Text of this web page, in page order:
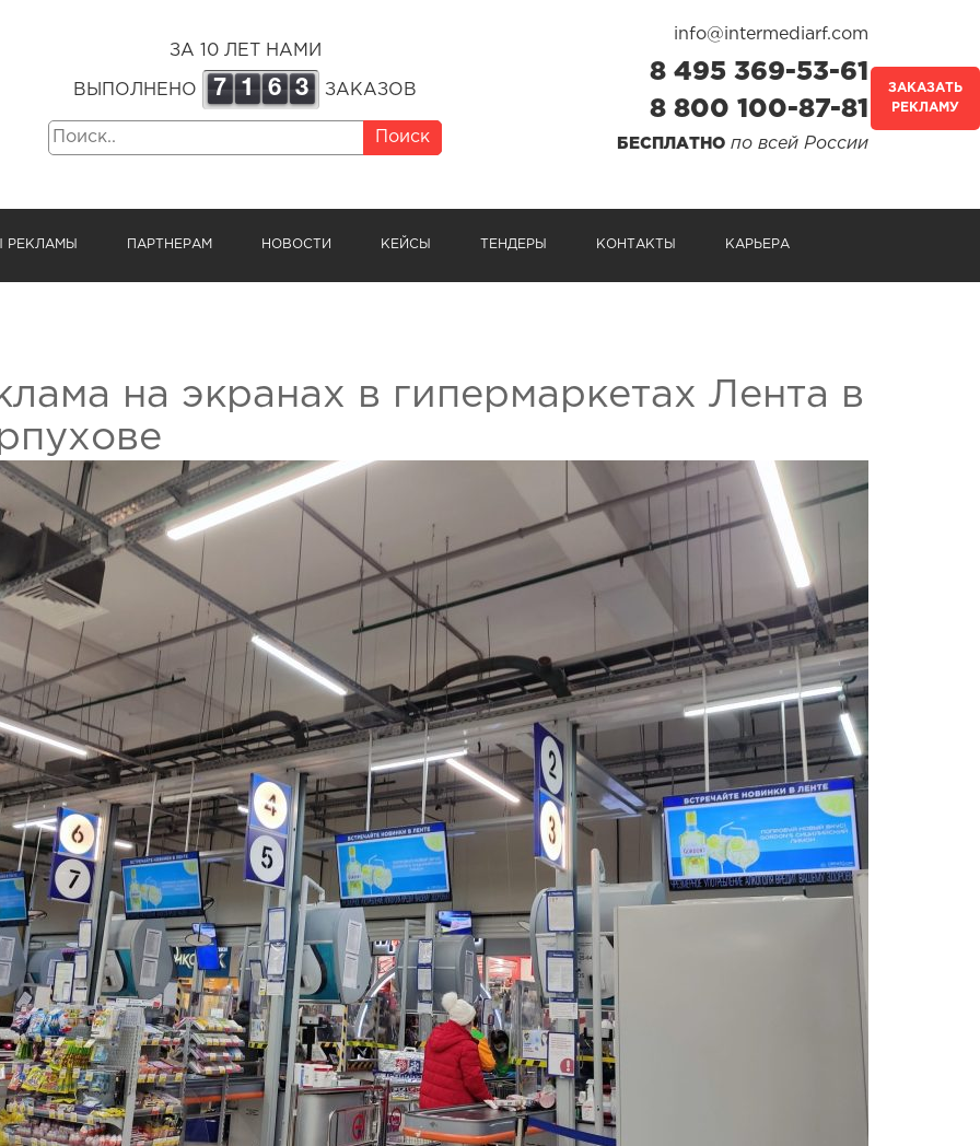
ЗА 10 ЛЕТ НАМИ
ВЫПОЛНЕНО 7 1 6 3 ЗАКАЗОВ
Поиск
info@intermediarf.com
8 495 369-53-61
8 800 100-87-81
БЕСПЛАТНО по всей России
РЕКЛАМЫ ПАРТНЕРАМ НОВОСТИ КЕЙСЫ ТЕНДЕРЫ КОНТАКТЫ КАРЬЕРА
ЗАКАЗАТЬ
РЕКЛАМУ
на экранах в гипермаркетах Лента в